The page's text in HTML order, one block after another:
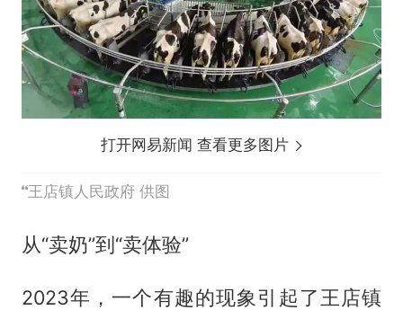
打开网易新闻 查看更多图片
王店镇人民政府 供图
从“卖奶”到“卖体验”
2023年，一个有趣的现象引起了王店镇